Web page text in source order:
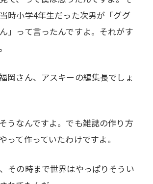
時小学4年生だった次男が「ググ
」って言ったんですよ。それがす
岡さん、アスキーの編集長でしょ
うなんですよ。でも雑誌の作り方
って作っていたわけですよ。
その時まで世界はやっぱりそうい